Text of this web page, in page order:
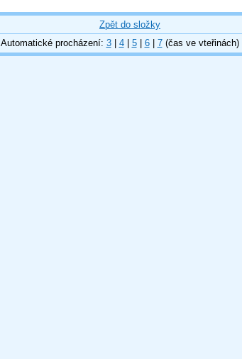
Zpět do složky
Automatické procházení: 3| 4| 5| 6| 7(čas ve vteřinách)